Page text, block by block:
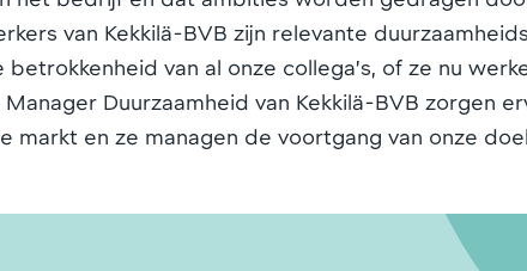
van Kekkilä-BVB zijn relevante
van al onze collega’s, of ze nu
Duurzaamheid van Kekkilä-BVB zorgen
en ze managen de voortgang van onze